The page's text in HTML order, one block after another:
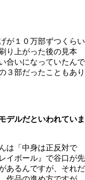
が１０万部ずつくらい
り上がった後の見本
合いになっていたんで
３部だったこともあり
デルだといわれていま
は「中身は正反対で
イボール』で谷口が先
あるんですが、それだ